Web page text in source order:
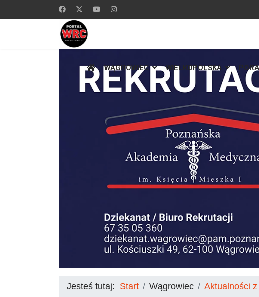
WĄGROWIEC WIELKOPOLSKA
Jesteś tutaj: Start Wągrowiec Aktualności